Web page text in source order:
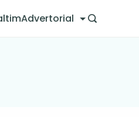
Advertorial